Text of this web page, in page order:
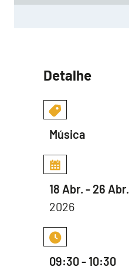
Detalhe
Música
18 Abr. - 26 Abr.
2026
09:30 - 10:30